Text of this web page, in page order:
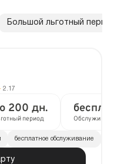
Большой льготный
2.17
200 дн.
период
бесплатное обслуживание